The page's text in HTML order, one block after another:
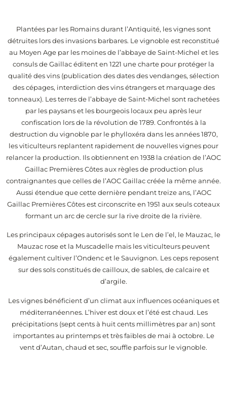
Plantées par les Romains durant l’Antiquité, les vignes sont
détruites lors des invasions barbares. Le vignoble est reconstitué
au Moyen Age par les moines de l’abbaye de Saint-Michel et les
consuls de Gaillac éditent en 1221 une charte pour protéger la
qualité des vins (publication des dates des vendanges, sélection
des cépages, interdiction des vins étrangers et marquage des
tonneaux). Les terres de l’abbaye de Saint-Michel sont rachetées
par les paysans et les bourgeois locaux peu après leur
confiscation lors de la révolution de 1789. Confrontés à la
destruction du vignoble par le phylloxéra dans les années 1870,
les viticulteurs replantent rapidement de nouvelles vignes pour
relancer la production. Ils obtiennent en 1938 la création de l’AOC
Gaillac Premières Côtes aux règles de production plus
contraignantes que celles de l’AOC Gaillac créée la même année.
Aussi étendue que cette dernière pendant treize ans, l’AOC
Gaillac Premières Côtes est circonscrite en 1951 aux seuls coteaux
formant un arc de cercle sur la rive droite de la rivière.
Les principaux cépages autorisés sont le Len de l’el, le Mauzac, le
Mauzac rose et la Muscadelle mais les viticulteurs peuvent
également cultiver l’Ondenc et le Sauvignon. Les ceps reposent
sur des sols constitués de cailloux, de sables, de calcaire et
d’argile.
Les vignes bénéficient d’un climat aux influences océaniques et
méditerranéennes. L’hiver est doux et l’été est chaud. Les
précipitations (sept cents à huit cents millimètres par an) sont
importantes au printemps et très faibles de mai à octobre. Le
vent d’Autan, chaud et sec, souffle parfois sur le vignoble.